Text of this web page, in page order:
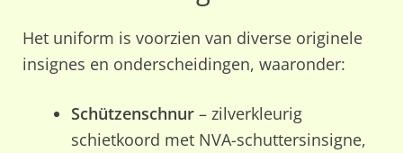
Het uniform is voorzien van diverse originele
insignes en onderscheidingen, waaronder:
Schützenschnur – zilverkleurig
schietkoord met NVA-schuttersinsigne,